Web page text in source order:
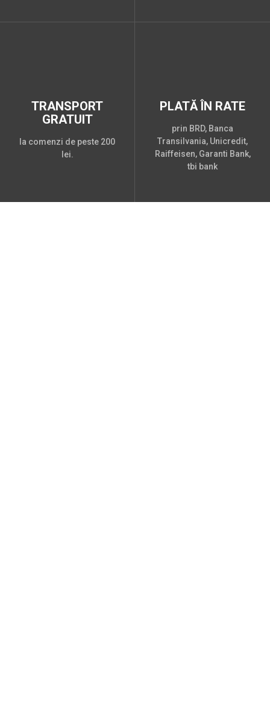
TRANSPORT
GRATUIT
la comenzi de peste 200
lei.
PLATĂ ÎN RATE
prin BRD, Banca
Transilvania, Unicredit,
Raiffeisen, Garanti Bank,
tbi bank